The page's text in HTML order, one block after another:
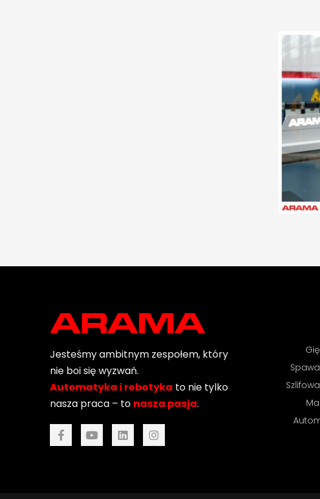
Jesteśmy ambitnym zespołem, który
nie boi się wyzwań.
Automatyka i robotyka to nie tylko
nasza praca – to nasza pasja.